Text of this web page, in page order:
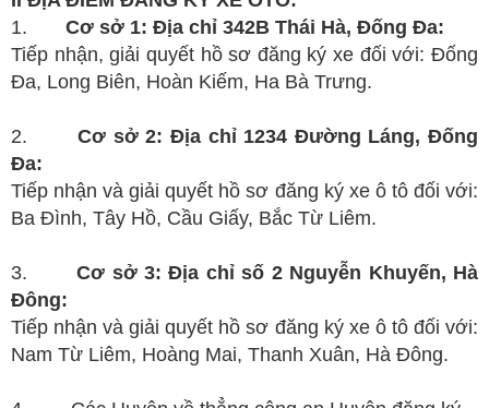
1. Cơ sở 1: Địa chỉ 342B Thái Hà, Đống Đa:
Tiếp nhận, giải quyết hồ sơ đăng ký xe đối với: Đống
Đa, Long Biên, Hoàn Kiếm, Ha Bà Trưng.
2.Cơ sở 2: Địa chỉ 1234 Đường Láng, Đống
Đa:
Tiếp nhận và giải quyết hồ sơ đăng ký xe ô tô đối với:
Ba Đình, Tây Hồ, Cầu Giấy, Bắc Từ Liêm.
3.Cơ sở 3: Địa chỉ số 2 Nguyễn Khuyến, Hà
Đông:
Tiếp nhận và giải quyết hồ sơ đăng ký xe ô tô đối với:
Nam Từ Liêm, Hoàng Mai, Thanh Xuân, Hà Đông.